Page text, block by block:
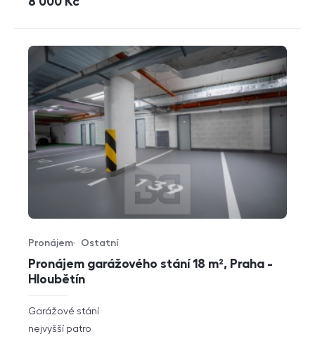
Pronájem garážového stání 18 m², Praha -
Hloubětín
Typ nabídky
Pronájem
Typ nemovitosti
Ostatní
rozměry
dispozice
Garážové stání
funkce
nejvyšší patro